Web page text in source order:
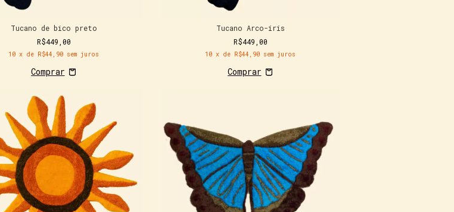
Tucano de bico preto
R$449,00
10 x de R$44,90 sem juros
Tucano Arco-íris
R$449,00
10 x de R$44,90 sem juros